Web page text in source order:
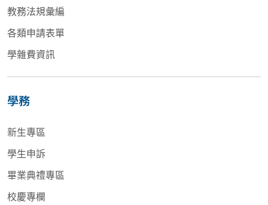
教務法規彙編
各類申請表單
學雜費資訊
學務
新生專區
學生申訴
畢業典禮專區
校慶專欄